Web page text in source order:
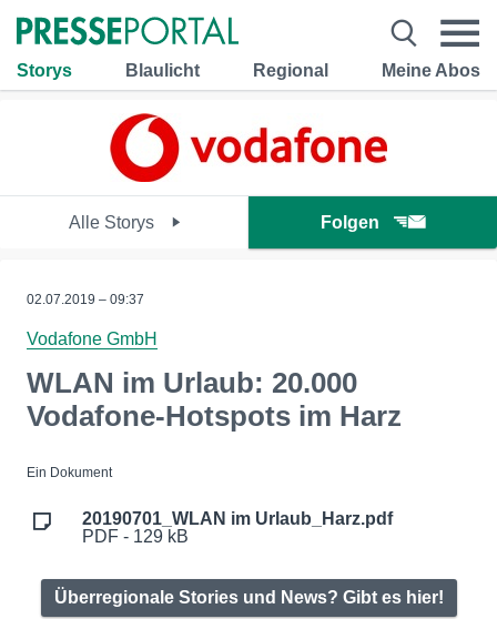
Storys Blaulicht Regional Meine Abos
Alle Storys Folgen
02.07.2019 – 09:37
Vodafone GmbH
WLAN im Urlaub: 20.000
Vodafone-Hotspots im Harz
Ein Dokument
20190701_WLAN im Urlaub_Harz.pdf
PDF - 129 kB
Überregionale Stories und News? Gibt es hier!